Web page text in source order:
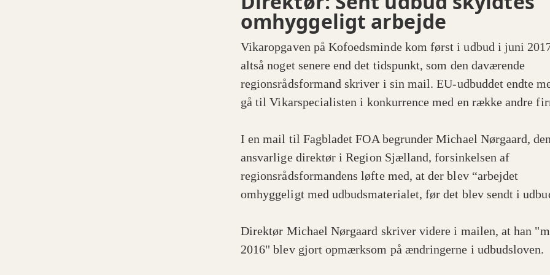
omhyggeligt arbejde
Vikaropgaven på Kofoedsminde kom først i udbud i juni
altså noget senere end det tidspunkt, som den daværende
regionsrådsformand skriver i sin mail. EU-udbuddet endte
gå til Vikarspecialisten i konkurrence med en række andre
I en mail til Fagbladet FOA begrunder Michael Nørgaard, den
ansvarlige direktør i Region Sjælland, forsinkelsen af
regionsrådsformandens løfte med, at der blev “arbejdet
omhyggeligt med udbudsmaterialet, før det blev sendt i
Direktør Michael Nørgaard skriver videre i mailen, at han
2016" blev gjort opmærksom på ændringerne i udbudsloven.